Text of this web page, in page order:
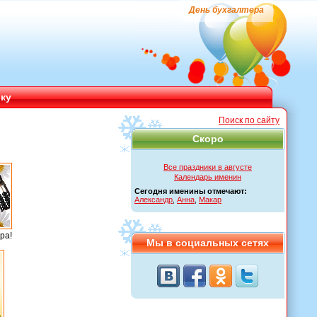
День бухгалтера
Поиск по сайту
Скоро
Все праздники в августе
Календарь именин
Сегодня именины отмечают:
Александр Анна Макар
Мы в социальных сетях